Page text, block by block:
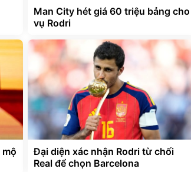
Man City hét giá 60 triệu bảng cho
vụ Rodri
Đại diện xác nhận Rodri từ chối
Real để chọn Barcelona